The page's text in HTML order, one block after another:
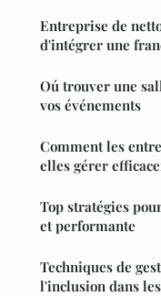
Entreprise de
d'intégrer une
Oú trouver une
vos événements
Comment les
elles gérer
Top stratégies
et performante
Techniques de
l'inclusion dans